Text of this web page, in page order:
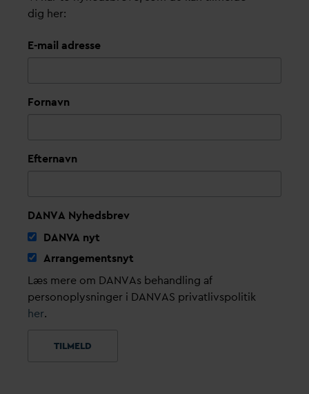
dig her:
E-mail adresse
Fornavn
Efternavn
DANVA Nyhedsbrev
DANVA nyt
Arrangementsnyt
Læs mere om DANVAs behandling af
personoplysninger i DANVAS privatlivspolitik
her.